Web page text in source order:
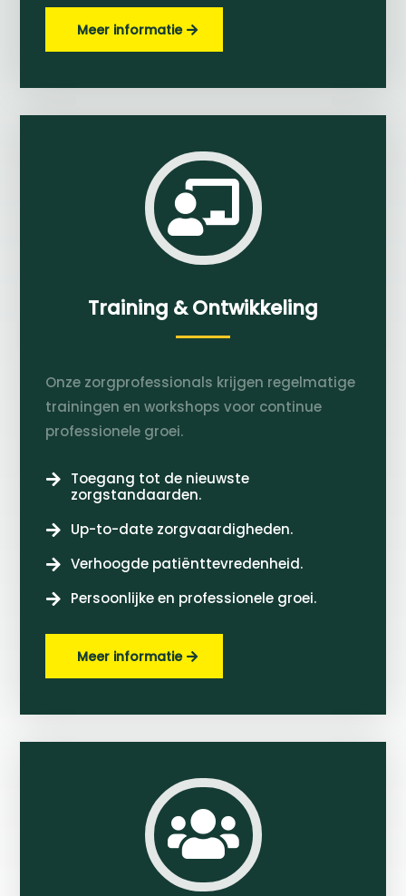
Meer informatie

Training & Ontwikkeling
Onze zorgprofessionals krijgen regelmatige
trainingen en workshops voor continue
professionele groei.

Toegang tot de nieuwste
zorgstandaarden.
 Up-to-date zorgvaardigheden.
 Verhoogde patiënttevredenheid.
 Persoonlijke en professionele groei.
Meer informatie
